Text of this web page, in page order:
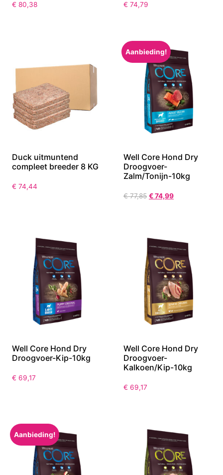
€ 80,38 € 74,79
Duck uitmuntend
compleet breeder 8 KG
€ 74,44
Aanbieding!
Well Core Hond Dry
Droogvoer-
Zalm/Tonijn-10kg
€77,85 €74,99
Well Core Hond Dry
Droogvoer-Kip-10kg
€ 69,17
Well Core Hond Dry
Droogvoer-
Kalkoen/Kip-10kg
€ 69,17
Aanbieding!